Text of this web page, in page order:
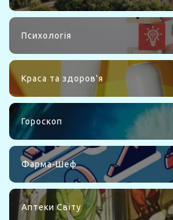
Психологія
Краса та здоров'я
Гороскоп
Фарма-Шеф
Аптеки Світу